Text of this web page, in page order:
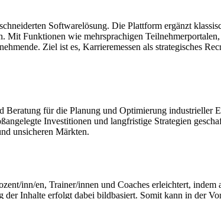
Gründer/innen von V’EYE setzen auf
Nachhaltigkeit und Innovation, indem sie
Softwarelösung. Die Plattform ergänzt
Mit Funktionen wie mehrsprachigen
Ziel ist es, Karrieremessen als strategisches
Beratung für die Planung und Optimierung
Investitionen und langfristige Strategien
unsicheren Märkten.
inn/en, Trainer/innen und Coaches erleichtert,
Inhalte erfolgt dabei bildbasiert. Somit kann in der